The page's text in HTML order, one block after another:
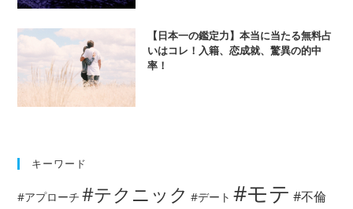
【日本一の鑑定力】本当に当たる無料占
いはコレ！入籍、恋成就、驚異の的中
率！
キーワード
#アプローチ #テクニック #デート #モテ #不倫